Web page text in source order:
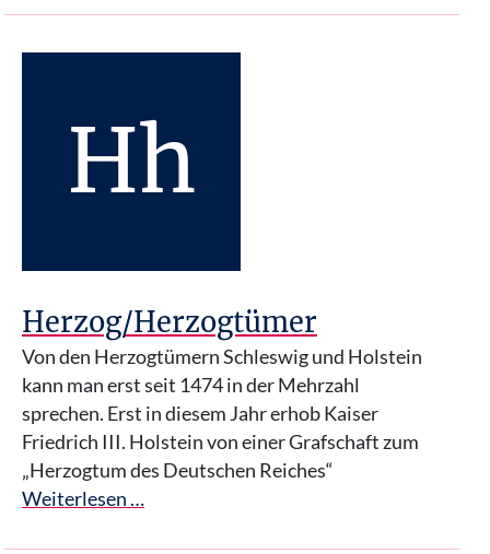
Hh
Herzog/Herzogtümer
Von den Herzogtümern Schleswig und Holstein
kann man erst seit 1474 in der Mehrzahl
sprechen. Erst in diesem Jahr erhob Kaiser
Friedrich III. Holstein von einer Grafschaft zum
„Herzogtum des Deutschen Reiches“
Weiterlesen …